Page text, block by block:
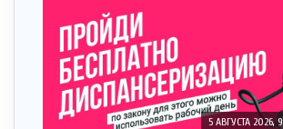
5 АВГУСТА 2026,